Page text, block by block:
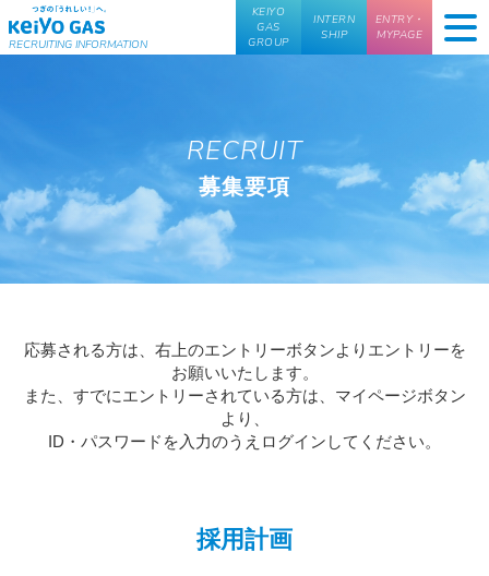
RECRUITING INFORMATION
KEIYO
GAS
GROUP
INTERN
SHIP
ENTRY・
MYPAGE
RECRUIT
募集要項
応募される方は、右上のエントリーボタンよりエントリーを
お願いいたします。
また、すでにエントリーされている方は、マイページボタン
より、
ID・パスワードを入力のうえログインしてください。
採用計画